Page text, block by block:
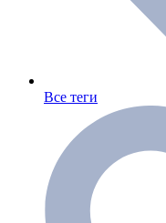
Все теги